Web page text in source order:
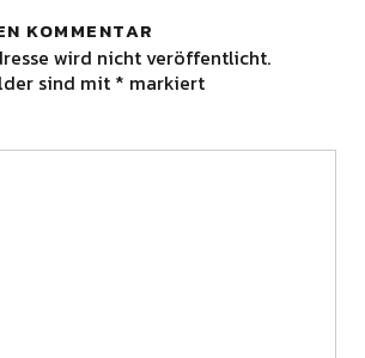
KOMMENTAR
wird nicht veröffentlicht.
sind mit * markiert